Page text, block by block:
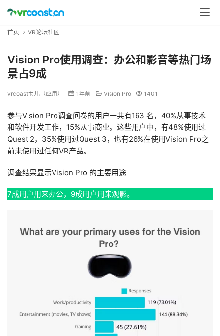
首页 VR论坛社区
Vision Pro使用调查：办公和影音等热门场
景占9成
vrcoast宝儿（应用） 1年前 Vision Pro 1401
参与Vision Pro调查问卷的用户一共有163 名，40%从事技术
和软件开发工作，15%从事商业。这些用户中，有48%使用过
Quest 2，35%使用过Quest 3，也有26%在使用Vision Pro之
前未使用过任何VR产品。
调查结果显示Vision Pro 的主要用途
7成用户用来办公，9成用户用来观影。